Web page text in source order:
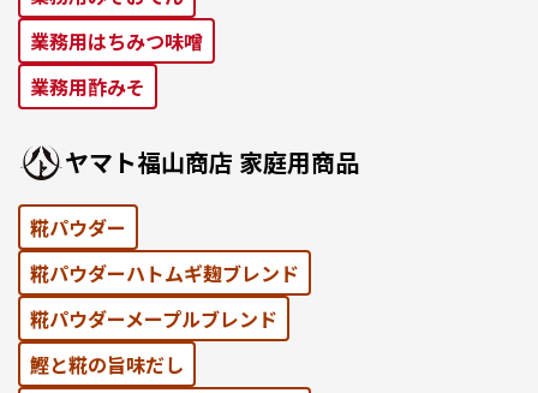
業務用はちみつ味噌
業務用酢みそ
ヤマト福⼭商店 家庭⽤商品
糀パウダー
糀パウダーハトムギ麹ブレンド
糀パウダーメープルブレンド
鰹と糀の旨味だし